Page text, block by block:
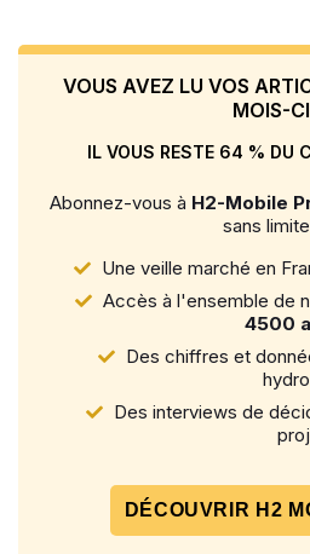
VOUS AVEZ LU VOS
MOIS-CI
IL VOUS RESTE 64 % DU
Abonnez-vous à H2-Mobile
sans
Une veille marché en
Accès à l'ensemble de
4500
Des chiffres et
Des interviews de
DÉCOUVRIR H2